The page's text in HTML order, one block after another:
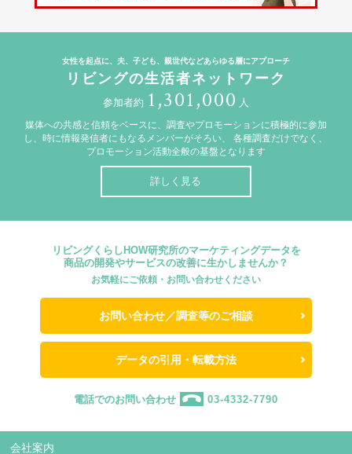
女性を起点に、夫、子ども、親世代などあらゆる層にアプローチ
リビングの生活者ネットワーク
参加者約 1,301,000 人
媒体への共感と信頼をベースに、調査やプロモーションに積極的に参加
し、時に情報発信者にもなるメンバーがそろい、
各種調査だけでなく、
プロモーション活動全般の基盤となります
詳しく見る
リビングくらしHOW研究所のマーケティングデータを
商品の開発やサービスの改善に生かしませんか？
お気軽にご依頼・お問い合わせください
お問い合わせ／調査等のご相談
データの引用・転載方法
電話でのお問い合わせ 03-4332-7790
会社案内